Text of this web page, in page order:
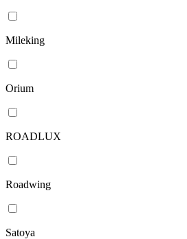
Mileking
Orium
ROADLUX
Roadwing
Satoya